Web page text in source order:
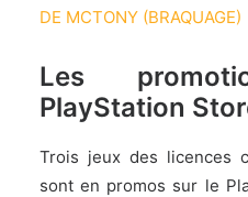
DE MCTONY (BRAQUAGE)
Les
PlayStation
Trois jeux des licences
sont en promos sur le